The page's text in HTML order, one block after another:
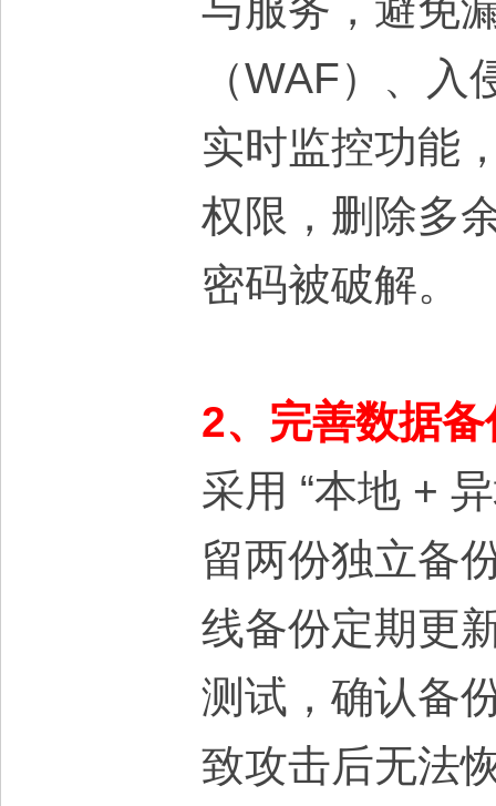
（WAF）、
实时监控功能
权限，删除多
密码被破解。
2、完善数据
采用 “本地 +
留两份独立备
线备份定期更
测试，确认备
致攻击后无法